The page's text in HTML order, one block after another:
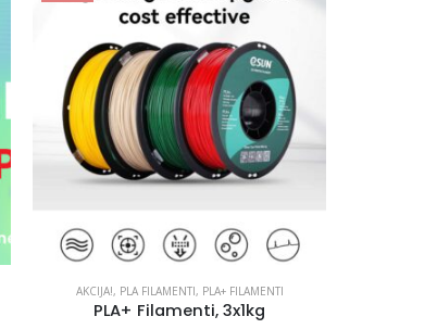
CC TEMPERATURE FILAMENTI,COLOR CHANGE FILAMENTI